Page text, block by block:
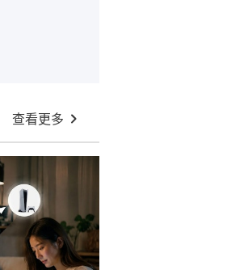
查看更多